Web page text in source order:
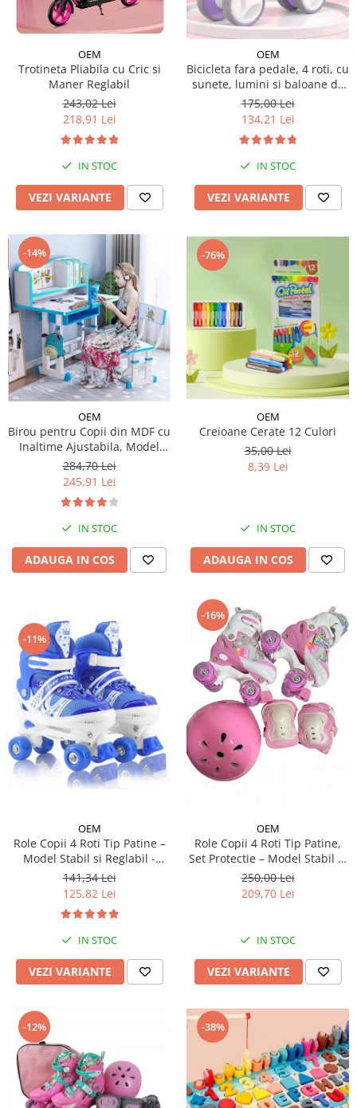
Micul explorator
Pictura, modelaj si accesorii
Tarcuri si corturi
Tarc joaca copii
Tarc joaca bebe
Tarc joaca cu bile
Corturi copii
OEM
Trotineta Pliabila cu Cric si
Maner Reglabil
243,02 Lei
218,91 Lei
IN STOC
VEZI VARIANTE
OEM
Bicicleta fara pedale, 4 roti, cu
sunete, lumini si baloane de
sapun
175,00 Lei
134,21 Lei
IN STOC
VEZI VARIANTE
-14%
OEM
Birou pentru Copii din MDF cu
Inaltime Ajustabila, Model
Astronaut
284,70 Lei
245,91 Lei
IN STOC
ADAUGA IN COS
-76%
OEM
Creioane Cerate 12 Culori
35,00 Lei
8,39 Lei
IN STOC
ADAUGA IN COS
-11%
OEM
Role Copii 4 Roti Tip Patine –
Model Stabil si Reglabil -
Albastru
141,34 Lei
125,82 Lei
IN STOC
VEZI VARIANTE
-16%
OEM
Role Copii 4 Roti Tip Patine,
Set Protectie – Model Stabil si
Reglabil - Roz
250,00 Lei
209,70 Lei
IN STOC
VEZI VARIANTE
-12% -38%